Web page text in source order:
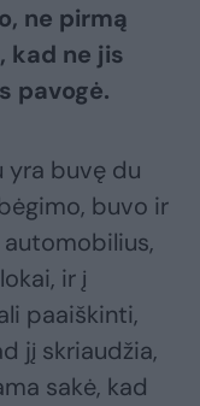
ne pirmą
kad ne jis
pavogė.
yra buvę du
buvo ir
ir į
paaiškinti,
jį skriaudžia,
sakė, kad